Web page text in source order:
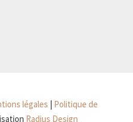
légales
Politique de
Radius Design